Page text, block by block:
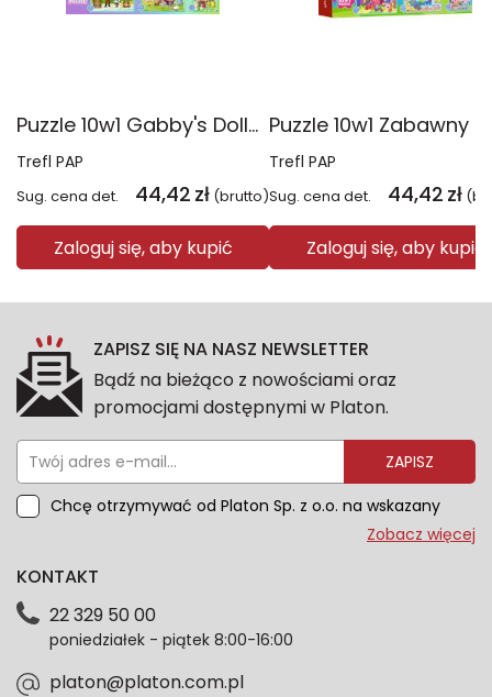
Puzzle 10w1 Gabby's Dollhouse Gabby i jej świat 96014
Trefl PAP
Sug. cena det. 44,42 zł (brutto)
Zaloguj się, aby kupić
Trefl PAP
Sug. cena det. 44,42 zł
Zaloguj się, aby kupić
ZAPISZ SIĘ NA NASZ NEWSLETTER
Bądź na bieżąco z nowościami oraz
promocjami dostępnymi w Platon.
ZAPISZ
Chcę otrzymywać od Platon Sp. z o.o. na wskazany
przeze mnie adres e-mail informacje marketingowe
dotyczące danych osobowych znajdziesz w naszej
każdym czasie. Wycofanie zgody nie wpłynie na
zgodność z prawem przetwarzania dokonanego przed
Zobacz więcej
KONTAKT
22 329 50 00
poniedziałek - piątek 8:00-16:00
platon@platon.com.pl